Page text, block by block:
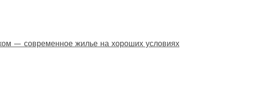
— современное жилье на хороших условиях